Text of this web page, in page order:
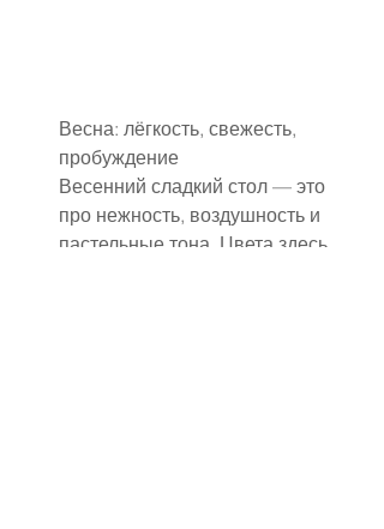
Весна: лёгкость, свежесть,
пробуждение
Весенний сладкий стол — это
про нежность, воздушность и
пастельные тона. Цвета здесь